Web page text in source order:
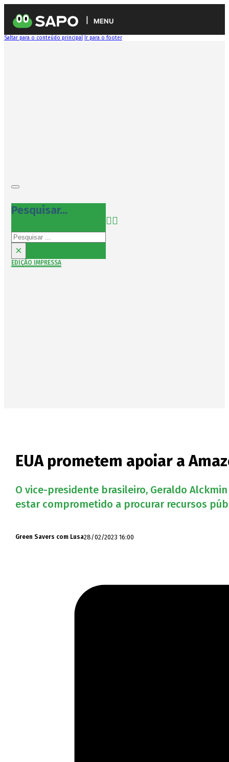
MENU
Saltar para o conteúdo principal Ir para o footer
Pesquisar...
Pesquisar
×
EDIÇÃO IMPRESSA
EUA prometem apoiar a
O vice-presidente brasileiro, Geraldo
estar comprometido a procurar recursos
Green Savers com Lusa28/02/2023 16:00